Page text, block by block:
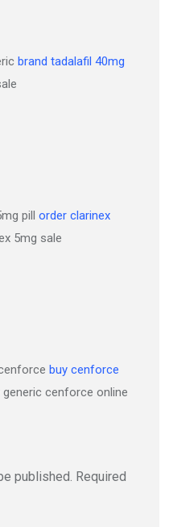
brand tadalafil 40mg
pill order clarinex
5mg sale
buy cenforce
generic cenforce online
published. Required